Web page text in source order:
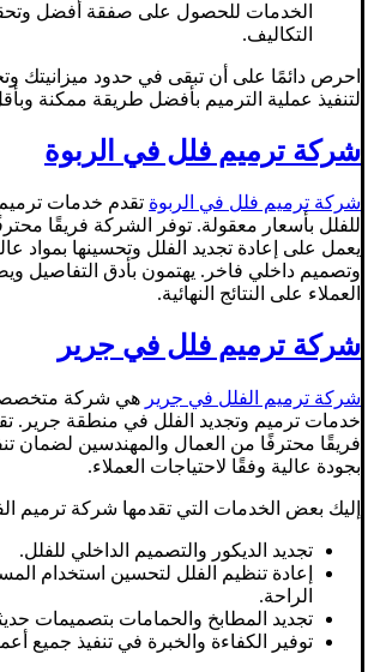
الخدمات للحصول على صفقة أفضل
التكاليف.
احرص دائمًا على أن تبقى في حدود ميزانيتك
لتنفيذ عملية الترميم بأفضل طريقة ممكنة
شركة ترميم فلل في الربوة
شركة ترميم فلل في الربوة تقدم خدمات ترميم
للفلل بأسعار معقولة. توفر الشركة فريقًا
يعمل على إعادة تجديد الفلل وتحسينها بمواد
وتصميم داخلي فاخر. يهتمون بأدق التفاصيل
العملاء على النتائج النهائية.
شركة ترميم فلل في جرير
شركة ترميم الفلل في جرير هي شركة
خدمات ترميم وتجديد الفلل في منطقة جرير.
فريقًا محترفًا من العمال والمهندسين لضمان
بجودة عالية وفقًا لاحتياجات العملاء.
إليك بعض الخدمات التي تقدمها شركة ترميم
تجديد الديكور والتصميم الداخلي للفلل.
إعادة تنظيم الفلل لتحسين استخدام
الراحة.
تجديد المطابخ والحمامات بتصميمات
توفير الكفاءة والخبرة في تنفيذ جميع